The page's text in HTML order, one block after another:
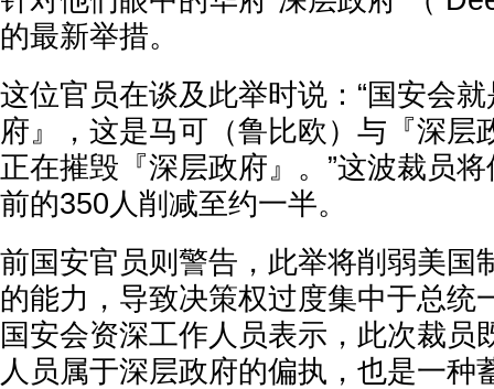
的最新举措。
这位官员在谈及此举时说：“国安会
府』，这是马可（鲁比欧）与『深层
正在摧毁『深层政府』。”这波裁员
前的350人削减至约一半。
前国安官员则警告，此举将削弱美国
的能力，导致决策权过度集中于总统
国安会资深工作人员表示，此次裁员
人员属于深层政府的偏执，也是一种